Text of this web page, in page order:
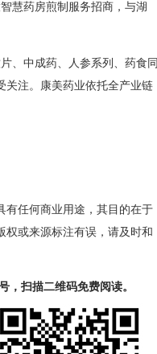
慧药房煎制服务招商，与湖
、中成药、人参系列、药食同
关注。康美药业依托全产业链
有任何商业用途，其目的在于
权或来源标注有误，请及时和
，扫描二维码免费阅读。